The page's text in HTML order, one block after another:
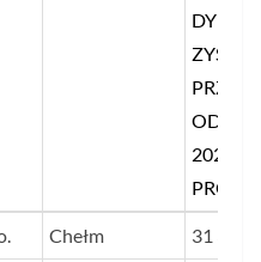
ZYSKU I
OD
2020 R.
SIEDZIBA
Chełm 31 388